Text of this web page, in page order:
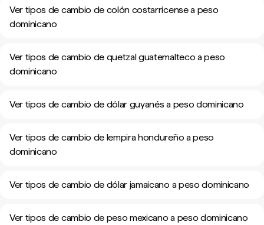
Ver tipos de cambio de colón costarricense a peso
dominicano
Ver tipos de cambio de quetzal guatemalteco a peso
dominicano
Ver tipos de cambio de dólar guyanés a peso dominicano
Ver tipos de cambio de lempira hondureño a peso
dominicano
Ver tipos de cambio de dólar jamaicano a peso dominicano
Ver tipos de cambio de peso mexicano a peso dominicano